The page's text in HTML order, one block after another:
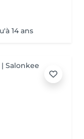
14 ans